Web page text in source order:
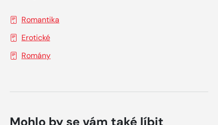
Romantika
Erotické
Romány
Mohlo by se vám také líbit